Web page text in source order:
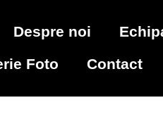
Despre noi
Foto
Contact